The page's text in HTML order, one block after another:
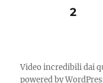
articoli
PAGINA2
Video incredibili dai
powered by